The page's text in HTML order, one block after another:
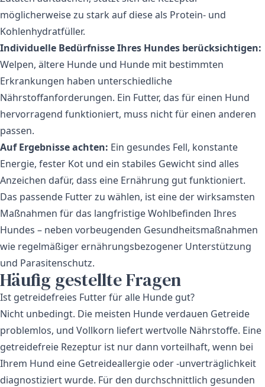
möglicherweise zu stark auf diese als Protein- und
Kohlenhydratfüller.
Individuelle Bedürfnisse Ihres Hundes berücksichtigen:
Welpen, ältere Hunde und Hunde mit bestimmten
Erkrankungen haben unterschiedliche
Nährstoffanforderungen. Ein Futter, das für einen Hund
hervorragend funktioniert, muss nicht für einen anderen
passen.
Auf Ergebnisse achten: Ein gesundes Fell, konstante
Energie, fester Kot und ein stabiles Gewicht sind alles
Anzeichen dafür, dass eine Ernährung gut funktioniert.
Das passende Futter zu wählen, ist eine der wirksamsten
Maßnahmen für das langfristige Wohlbefinden Ihres
Hundes – neben vorbeugenden Gesundheitsmaßnahmen
wie regelmäßiger ernährungsbezogener Unterstützung
und Parasitenschutz.
Häufig gestellte Fragen
Ist getreidefreies Futter für alle Hunde gut?
Nicht unbedingt. Die meisten Hunde verdauen Getreide
problemlos, und Vollkorn liefert wertvolle Nährstoffe. Eine
getreidefreie Rezeptur ist nur dann vorteilhaft, wenn bei
Ihrem Hund eine Getreideallergie oder -unverträglichkeit
diagnostiziert wurde. Für den durchschnittlich gesunden